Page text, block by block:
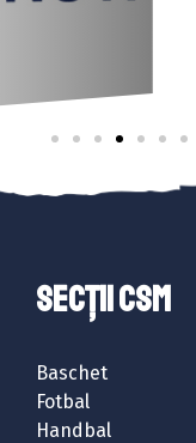
SECȚII CSM
Baschet
Fotbal
Handbal